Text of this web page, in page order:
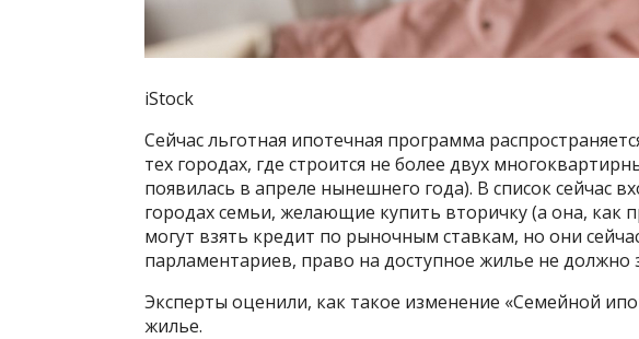
iStock
Сейчас льготная ипотечная программа
тех городах, где строится не более двух
появилась в апреле нынешнего года). В список сейчас
городах семьи, желающие купить вторичку (а она, как
могут взять кредит по рыночным ставкам, но они
парламентариев, право на доступное жилье не должно
Эксперты оценили, как такое изменение «Семейной
жилье.